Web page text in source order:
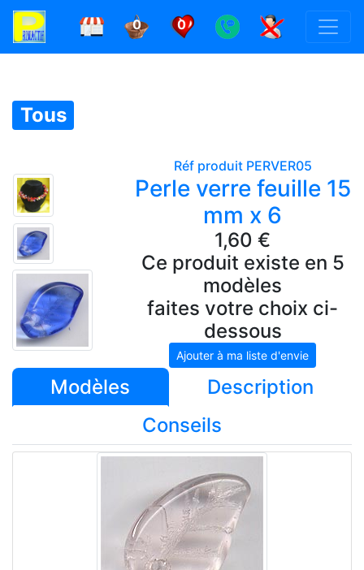
0 0
Tous
Réf produit PERVER05
Perle verre feuille 15
mm x 6
1,60 €
Ce produit existe en 5
modèles
faites votre choix ci-
dessous
Modèles
Description
Conseils